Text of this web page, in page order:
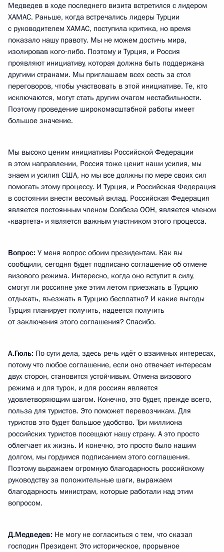
Медведев в ходе последнего визита встретился с лидером
ХАМАС. Раньше, когда встречались лидеры Турции
с руководителем ХАМАС, поступила критика, но время
показало нашу правоту. Мы не можем достичь мира,
изолировав кого‑либо. Поэтому и Турция, и Россия
проявляют инициативу, которая должна быть поддержана
другими странами. Мы приглашаем всех сесть за стол
переговоров, чтобы участвовать в этой инициативе. Те, кто
исключаются, могут стать другим очагом нестабильности.
Поэтому проведение широкомасштабной работы имеет
большое значение.
Мы высоко ценим инициативы Российской Федерации
в этом направлении, Россия тоже ценит наши усилия, мы
знаем и усилия США, но мы все должны по мере своих сил
помогать этому процессу. И Турция, и Российская Федерация
в состоянии внести весомый вклад. Российская Федерация
является постоянным членом Совбеза ООН, является членом
«квартета» и является важным участником этого процесса.
Вопрос: У меня вопрос обоим президентам. Как вы
сообщили, сегодня будет подписано соглашение об отмене
визового режима. Интересно, когда оно вступит в силу,
смогут ли россияне уже этим летом приезжать в Турцию
отдыхать, въезжать в Турцию бесплатно? И какие выгоды
Турция планирует получить, надеется получить
от заключения этого соглашения? Спасибо.
А.Гюль: По сути дела, здесь речь идёт о взаимных интересах,
потому что любое соглашение, если оно отвечает интересам
двух сторон, становится устойчивым. Отмена визового
режима и для турок, и для россиян является
удовлетворяющим шагом. Конечно, это будет, прежде всего,
польза для туристов. Это поможет перевозчикам. Для
туристов это будет большое удобство. Три миллиона
российских туристов посещают нашу страну. А это просто
облегчает их жизнь. И конечно, это просто было нашим
долгом, мы гордимся подписанием этого соглашения.
Поэтому выражаем огромную благодарность российскому
руководству за положительные шаги, выражаем
благодарность министрам, которые работали над этим
вопросом.
Д.Медведев: Не могу не согласиться с тем, что сказал
господин Президент. Это историческое, прорывное